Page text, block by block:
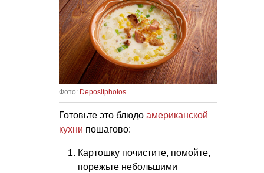
Фото: Depositphotos
Готовьте это блюдо американской
кухни пошагово:
Картошку почистите, помойте,
порежьте небольшими